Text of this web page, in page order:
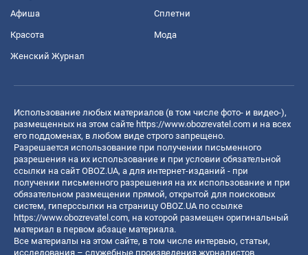
Афиша Сплетни
Красота Мода
Женский Журнал
Использование любых материалов (в том числе фото- и видео-),
размещенных на этом сайте https://www.obozrevatel.com и на всех
его поддоменах, в любом виде строго запрещено.
Разрешается использование при получении письменного
разрешения на их использование и при условии обязательной
ссылки на сайт OBOZ.UA, а для интернет-изданий - при
получении письменного разрешения на их использование и при
обязательном размещении прямой, открытой для поисковых
систем, гиперссылки на страницу OBOZ.UA по ссылке
https://www.obozrevatel.com, на которой размещен оригинальный
материал в первом абзаце материала.
Все материалы на этом сайте, в том числе интервью, статьи,
исследования – служебные произведения журналистов